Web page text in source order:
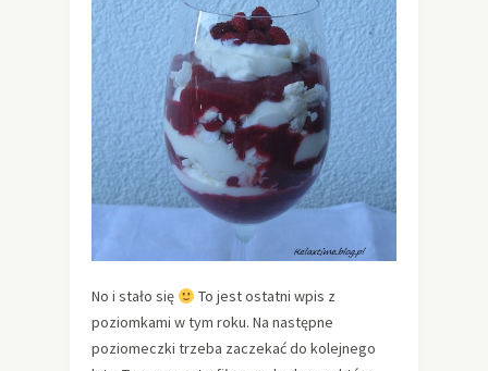
No i stało się
To jest ostatni wpis z
poziomkami w tym roku. Na następne
poziomeczki trzeba zaczekać do kolejnego